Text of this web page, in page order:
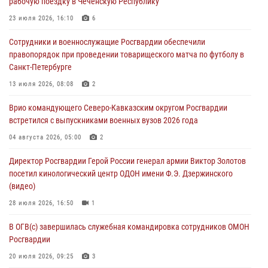
Представители Росгвардии и руководство Свердловского
творческого союза журналистов обсудили вопросы взаимодействия
Для подразделений Росгвардии, принимающих участие в
специальной военной операции, переданы специальные
автомобили
При содействии СОБР Росгвардии в Иркутской области задержаны
подозреваемые в коммерческом подкупе (видео)
23 июля 2026, 16:10 6
Сотрудники и военнослужащие Росгвардии обеспечили
правопорядок при проведении товарищеского матча по футболу в
Санкт-Петербурге
13 июля 2026, 08:08 2
Врио командующего Северо-Кавказским округом Росгвардии
встретился с выпускниками военных вузов 2026 года
04 августа 2026, 05:00 2
Директор Росгвардии Герой России генерал армии Виктор Золотов
посетил кинологический центр ОДОН имени Ф.Э. Дзержинского
(видео)
28 июля 2026, 16:50 1
В ОГВ(с) завершилась служебная командировка сотрудников ОМОН
Росгвардии
20 июля 2026, 09:25 3